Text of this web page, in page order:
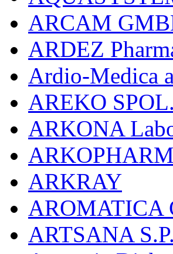
ARCAM
ARDEZ
Ardio-Medica
AREKO
ARKONA
ARKRAY
AROMATICA
ARTSANA